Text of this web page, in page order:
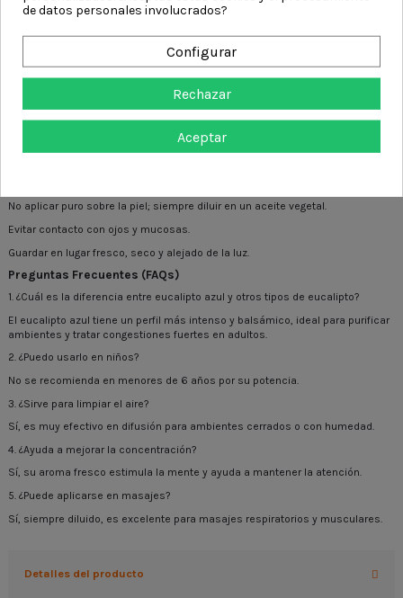
- Obtención: Producido mediante primera presión en frío, garantizando su
Formato
No aplicar puro sobre la piel; siempre diluir en un aceite vegetal.
Evitar contacto con ojos y mucosas.
Guardar en lugar fresco, seco y alejado de la luz.
Preguntas Frecuentes (FAQs)
1. ¿Cuál es la diferencia entre eucalipto azul y otros tipos de eucalipto?
El eucalipto azul tiene un perfil más intenso y balsámico, ideal para purificar
ambientes y tratar congestiones fuertes en adultos.
2. ¿Puedo usarlo en niños?
No se recomienda en menores de 6 años por su potencia.
3. ¿Sirve para limpiar el aire?
Sí, es muy efectivo en difusión para ambientes cerrados o con humedad.
4. ¿Ayuda a mejorar la concentración?
Sí, su aroma fresco estimula la mente y ayuda a mantener la atención.
5. ¿Puede aplicarse en masajes?
Sí, siempre diluido, es excelente para masajes respiratorios y musculares.
Detalles del producto
de datos personales involucrados?
Configurar
Rechazar
Aceptar